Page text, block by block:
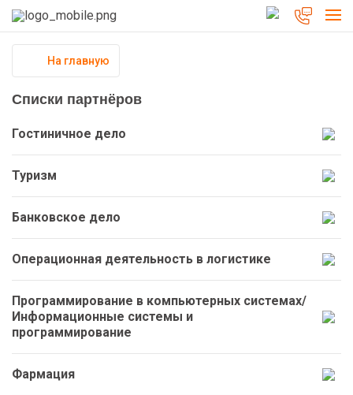
На главную
Списки партнёров
Гостиничное дело
Туризм
Банковское дело
Операционная деятельность в логистике
Программирование в компьютерных системах/
Информационные системы и
программирование
Фармация